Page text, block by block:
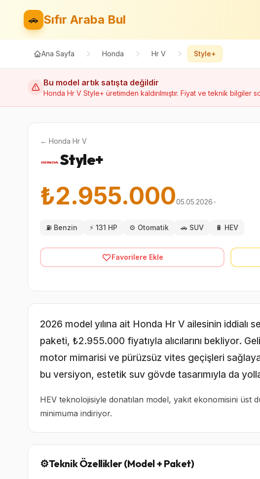
🚗 Sıfır Araba Bul
Ana Sayfa Honda Hr V Style+
Bu model artık satışta değildir
Honda Hr V Style+ üretimden kaldırılmıştır. Fiyat ve teknik bilgiler
← Honda Hr V
Style+
₺2.955.00005.05.2026•
⛽ Benzin ⚡ 131 HP ⚙️ Otomatik 🚗 SUV 🔋 HEV
Favorilere Ekle
2026 model yılına ait Honda Hr V ailesinin iddialı
paketi, ₺2.955.000 fiyatıyla alıcılarını bekliyor.
motor mimarisi ve pürüzsüz vites geçişleri
bu versiyon, estetik suv gövde tasarımıyla da
HEV teknolojisiyle donatılan model, yakıt ekonomisini üst
minimuma indiriyor.
⚙️Teknik Özellikler (Model + Paket)